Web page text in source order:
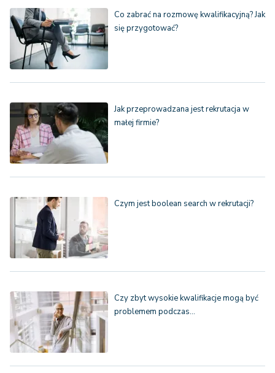
Co zabrać na rozmowę kwalifikacyjną? Jak
się przygotować?
Jak przeprowadzana jest rekrutacja w
małej firmie?
Czym jest boolean search w rekrutacji?
Czy zbyt wysokie kwalifikacje mogą być
problemem podczas…